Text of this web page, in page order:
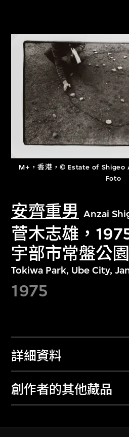
M+，香港，© Estate of
Foto
安齊重男 Anzai
菅木志雄，
宇部市常盤公園
Tokiwa Park, Ube City,
1975
詳細資料
創作者的其他藏品
M+
進一步篩選
關於M+藏品
文化藏品。